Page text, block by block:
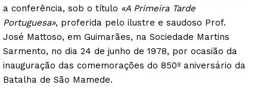
a conferência, sob o título «A Primeira Tarde
Portuguesa», proferida pelo ilustre e saudoso Prof.
José Mattoso, em Guimarães, na Sociedade Martins
Sarmento, no dia 24 de junho de 1978, por ocasião da
inauguração das comemorações do 850º aniversário da
Batalha de São Mamede.